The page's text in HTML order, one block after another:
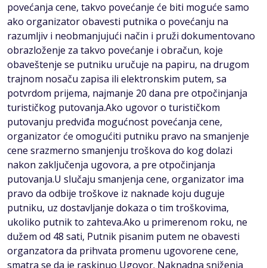
povećanja cene, takvo povećanje će biti moguće samo
ako organizator obavesti putnika o povećanju na
razumljiv i neobmanjujući način i pruži dokumentovano
obrazloženje za takvo povećanje i obračun, koje
obaveštenje se putniku uručuje na papiru, na drugom
trajnom nosaču zapisa ili elektronskim putem, sa
potvrdom prijema, najmanje 20 dana pre otpočinjanja
turističkog putovanja.Ako ugovor o turističkom
putovanju predviđa mogućnost povećanja cene,
organizator će omogućiti putniku pravo na smanjenje
cene srazmerno smanjenju troškova do kog dolazi
nakon zaključenja ugovora, a pre otpočinjanja
putovanja.U slučaju smanjenja cene, organizator ima
pravo da odbije troškove iz naknade koju duguje
putniku, uz dostavljanje dokaza o tim troškovima,
ukoliko putnik to zahteva.Ako u primerenom roku, ne
dužem od 48 sati, Putnik pisanim putem ne obavesti
organzatora da prihvata promenu ugovorene cene,
smatra se da je raskinuo Ugovor. Naknadna sniženja